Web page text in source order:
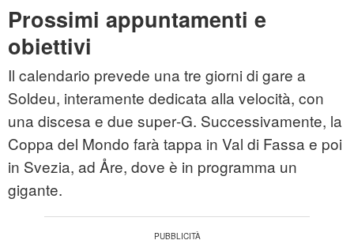
Prossimi appuntamenti e
obiettivi
Il calendario prevede una tre giorni di gare a
Soldeu, interamente dedicata alla velocità, con
una discesa e due super‑G. Successivamente, la
Coppa del Mondo farà tappa in Val di Fassa e poi
in Svezia, ad Åre, dove è in programma un
gigante.